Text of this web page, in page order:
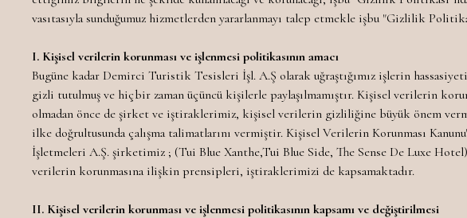
vasıtasıyla sunduğumuz hizmetlerden yararlanmayı talep etmekle işbu "Gizlilik
I. Kişisel verilerin korunması ve işlenmesi politikasının amacı
Bugüne kadar Demirci Turistik Tesisleri İşl. A.Ş olarak uğraştığımız işlerin
gizli tutulmuş ve hiçbir zaman üçüncü kişilerle paylaşılmamıştır. Kişisel verilerin
olmadan önce de şirket ve iştiraklerimiz, kişisel verilerin gizliliğine büyük önem
ilke doğrultusunda çalışma talimatlarını vermiştir. Kişisel Verilerin Korunması
İşletmeleri A.Ş. şirketimiz ; (Tui Blue Xanthe,Tui Blue Side, The Sense De Luxe
verilerin korunmasına ilişkin prensipleri, iştiraklerimizi de kapsamaktadır.
II. Kişisel verilerin korunması ve işlenmesi politikasının kapsamı ve değiştirilmesi